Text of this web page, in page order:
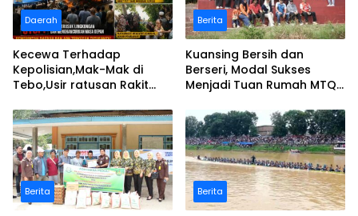
Daerah
Kecewa Terhadap
Kepolisian,Mak-Mak di
Tebo,Usir ratusan Rakit
Berita
Kuansing Bersih dan
Berseri, Modal Sukses
Menjadi Tuan Rumah MTQ
Berita Berita